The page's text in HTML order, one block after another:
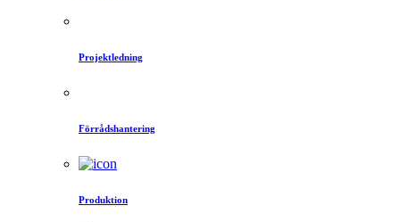
Projektledning
Förrådshantering
Produktion